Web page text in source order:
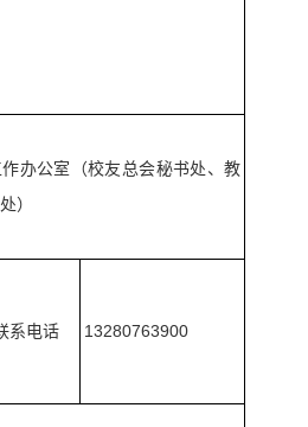
办公室（校友总会秘书处、教
）
系电话 13280763900